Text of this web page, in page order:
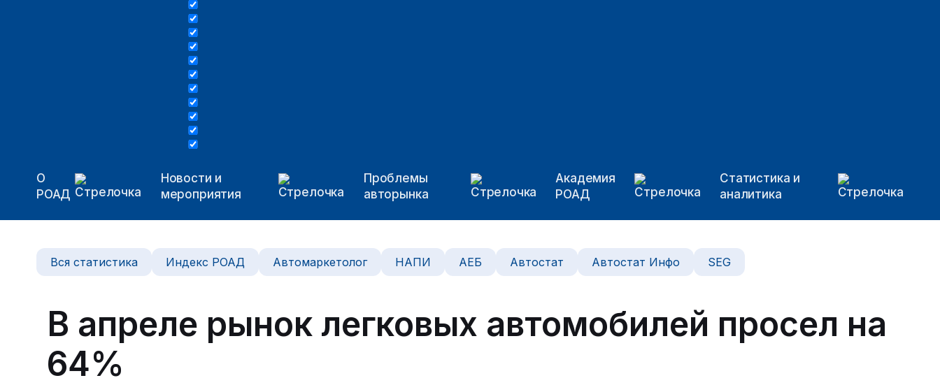
О
РОАД
Новости и
мероприятия
Проблемы
авторынка
Академия
РОАД
Статистика и
аналитика
Вся статистика Индекс РОАД Автомаркетолог НАПИ АЕБ Автостат Автостат Инфо SEG
В апреле рынок легковых автомобилей просел на
64%